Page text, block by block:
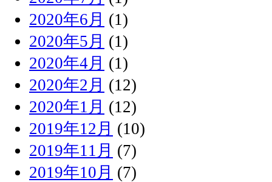
2020年6月 (1)
2020年5月 (1)
2020年4月 (1)
2020年2月 (12)
2020年1月 (12)
2019年12月 (10)
2019年11月 (7)
2019年10月 (7)